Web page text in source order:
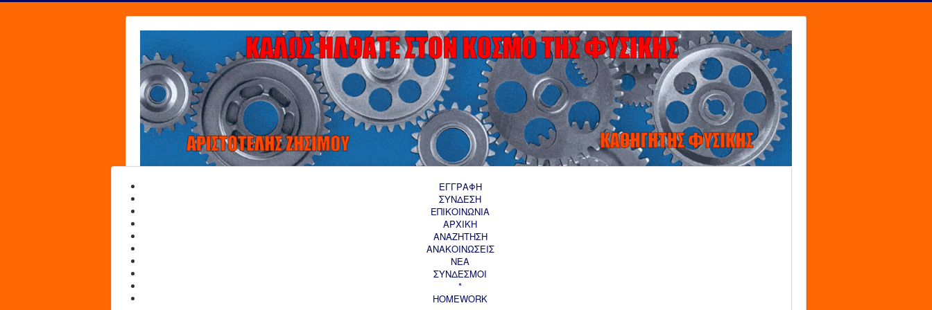
ΕΓΓΡΑΦΗ
ΣΥΝΔΕΣΗ
ΕΠΙΚΟΙΝΩΝΙΑ
ΑΡΧΙΚΗ
AΝΑΖΗΤΗΣΗ
ΑΝΑΚΟΙΝΩΣΕΙΣ
ΝΕΑ
ΣΥΝΔΕΣΜΟΙ
*
HOMEWORK